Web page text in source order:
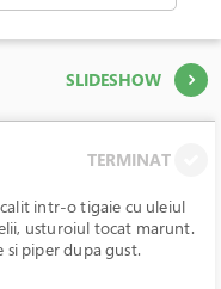
SLIDESHOW
TERMINAT
intr-o tigaie cu uleiul
usturoiul tocat marunt.
si piper dupa gust.